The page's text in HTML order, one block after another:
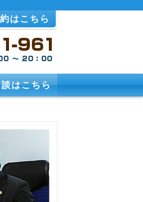
はこちら
はこちら